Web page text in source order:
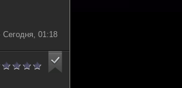
Сегодня, 01:18